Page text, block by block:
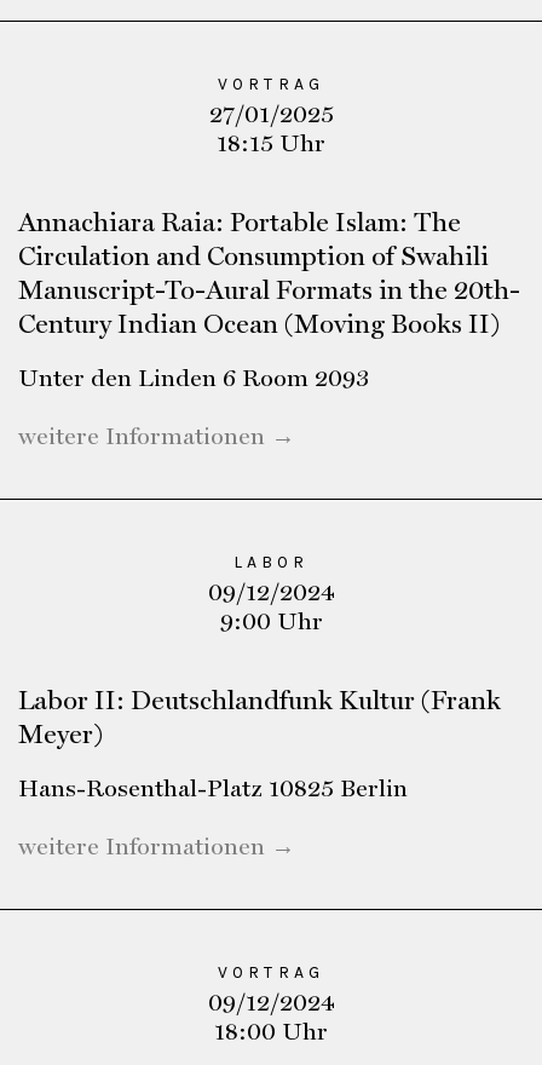
VORTRAG
27/01/2025
18:15 Uhr
Annachiara Raia: Portable Islam: The
Circulation and Consumption of Swahili
Manuscript-To-Aural Formats in the 20th-
Century Indian Ocean (Moving Books II)
Unter den Linden 6 Room 2093
weitere Informationen →
LABOR
09/12/2024
9:00 Uhr
Labor II: Deutschlandfunk Kultur (Frank
Meyer)
Hans-Rosenthal-Platz 10825 Berlin
weitere Informationen →
VORTRAG
09/12/2024
18:00 Uhr